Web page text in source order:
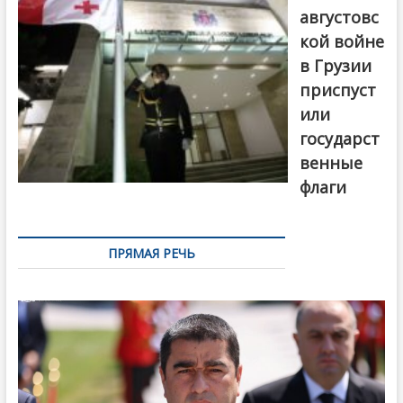
августовс
кой войне
в Грузии
приспуст
или
государст
венные
флаги
ПРЯМАЯ РЕЧЬ